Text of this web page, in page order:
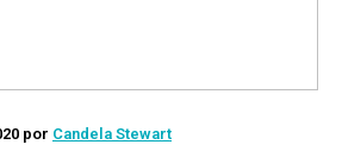
por Candela Stewart